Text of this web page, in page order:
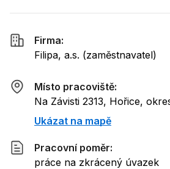
Firma:
Filipa, a.s. (zaměstnavatel)
Místo pracoviště:
Na Závisti 2313, Hořice,
Ukázat na mapě
Pracovní poměr:
práce na zkrácený úvazek